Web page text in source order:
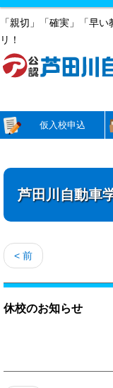
「親切」「確実」「早
リ！
仮入校申込
芦田川自動車
< 前
休校のお知らせ